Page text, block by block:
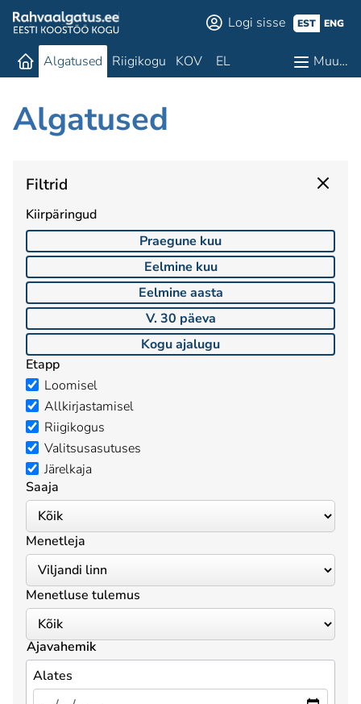
Logi sisse EST ENG
Algatused Riigikogu KOV EL Muu…
Algatused
Filtrid
Kiirpäringud
Praegune kuu
Eelmine kuu
Eelmine aasta
V. 30 päeva
Kogu ajalugu
Etapp
Loomisel
Allkirjastamisel
Riigikogus
Valitsusasutuses
Järelkaja
Saaja
Menetleja
Menetluse tulemus
Ajavahemik
Alates